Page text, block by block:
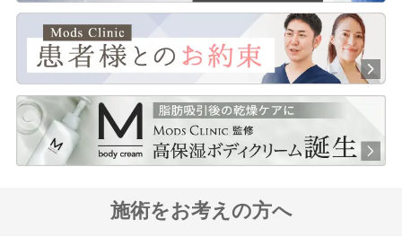
施術をお考えの方へ